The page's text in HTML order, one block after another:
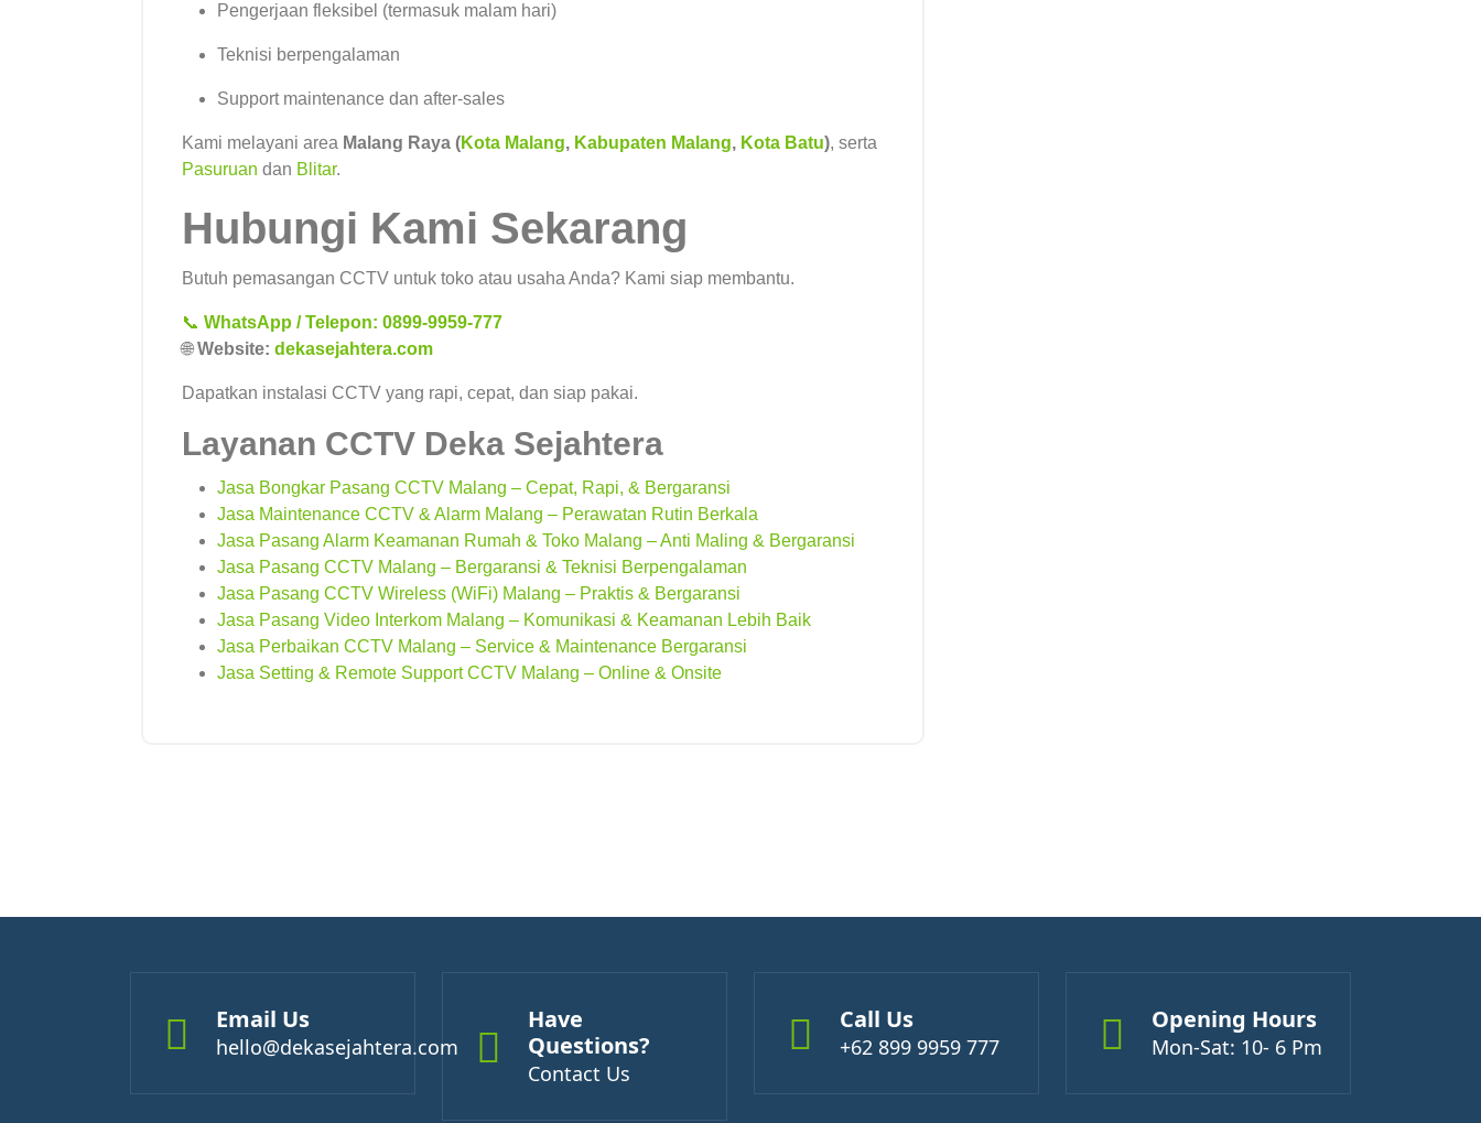
Pengerjaan fleksibel (termasuk malam hari)
Teknisi berpengalaman
Support maintenance dan after-sales
Kami melayani area Malang Raya (Kota Malang, Kabupaten Malang, Kota Batu), serta
Pasuruan dan Blitar.
Hubungi Kami Sekarang
Butuh pemasangan CCTV untuk toko atau usaha Anda? Kami siap membantu.
📞 WhatsApp / Telepon: 0899-9959-777
🌐Website: dekasejahtera.com
Dapatkan instalasi CCTV yang rapi, cepat, dan siap pakai.
Layanan CCTV Deka Sejahtera
Jasa Bongkar Pasang CCTV Malang – Cepat, Rapi, & Bergaransi
Jasa Maintenance CCTV & Alarm Malang – Perawatan Rutin Berkala
Jasa Pasang Alarm Keamanan Rumah & Toko Malang – Anti Maling & Bergaransi
Jasa Pasang CCTV Malang – Bergaransi & Teknisi Berpengalaman
Jasa Pasang CCTV Wireless (WiFi) Malang – Praktis & Bergaransi
Jasa Pasang Video Interkom Malang – Komunikasi & Keamanan Lebih Baik
Jasa Perbaikan CCTV Malang – Service & Maintenance Bergaransi
Jasa Setting & Remote Support CCTV Malang – Online & Onsite
Email Us
hello@dekasejahtera.com
Have
Questions?
Contact Us
Call Us
+62 899 9959 777
Opening Hours
Mon-Sat: 10- 6 Pm